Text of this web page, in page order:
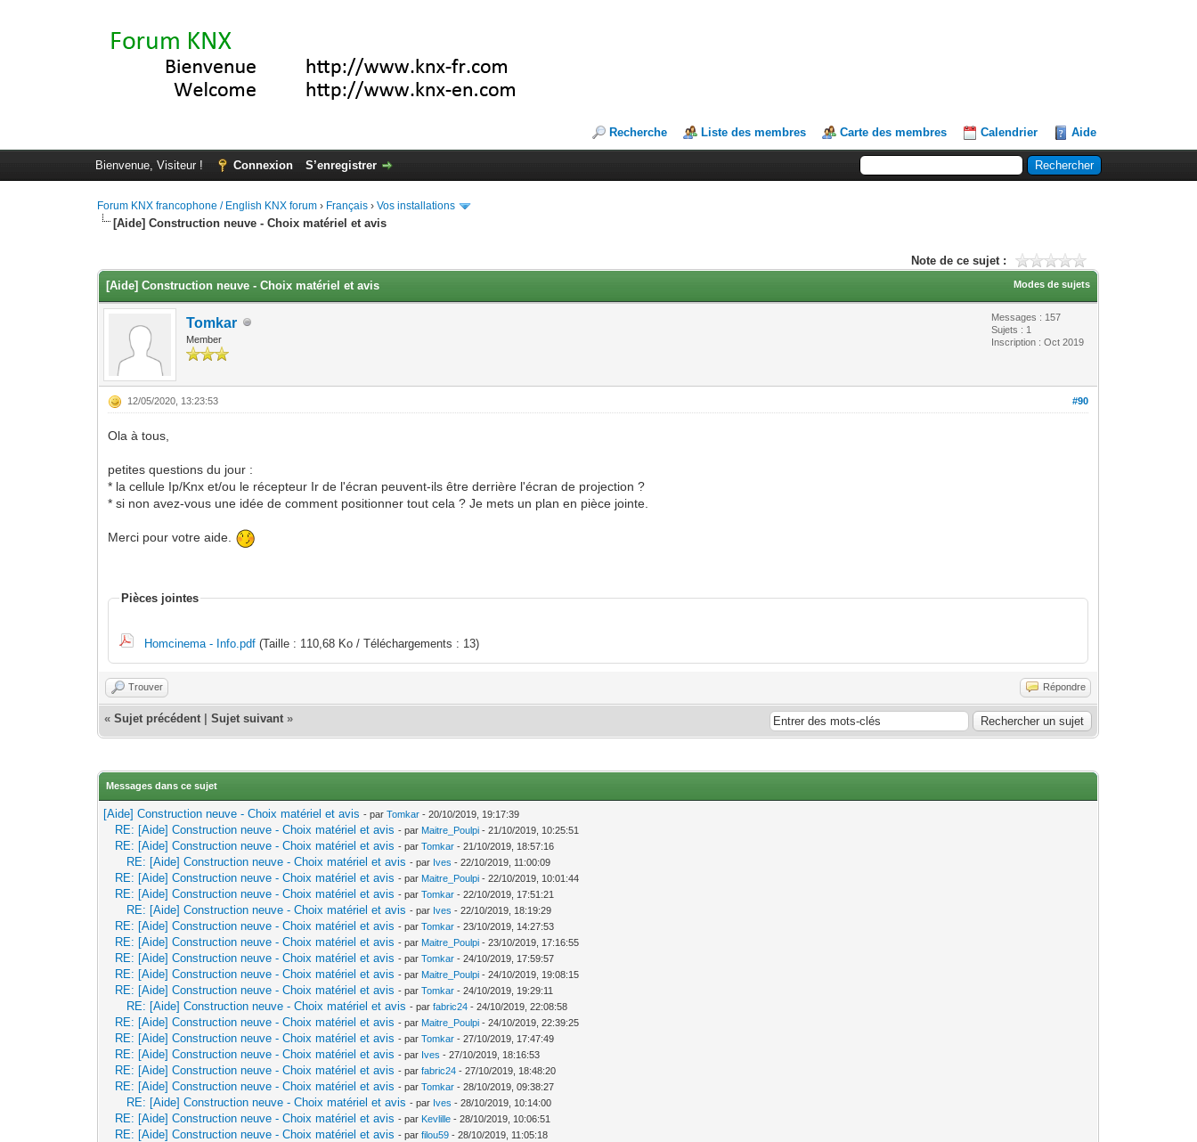
Recherche Liste des membres Carte des membres Calendrier Aide
Bienvenue, Visiteur ! Connexion S’enregistrer
Forum KNX francophone / English KNX forum › Français ›Vos installations
[Aide] Construction neuve - Choix matériel et avis
Note de ce sujet :
Modes de sujets
[Aide] Construction neuve - Choix matériel et avis
Tomkar
Member
Messages : 157
Sujets : 1
Inscription : Oct 2019
#90
12/05/2020, 13:23:53
Ola à tous,
petites questions du jour :
* la cellule Ip/Knx et/ou le récepteur Ir de l'écran peuvent-ils être derrière l'écran de projection ?
* si non avez-vous une idée de comment positionner tout cela ? Je mets un plan en pièce jointe.
Merci pour votre aide.
Pièces jointes
Homcinema - Info.pdf (Taille : 110,68 Ko / Téléchargements : 13)
Trouver Répondre
«Sujet précédent |Sujet suivant »
Messages dans ce sujet
[Aide] Construction neuve - Choix matériel et avis - parTomkar - 20/10/2019, 19:17:39
RE: [Aide] Construction neuve - Choix matériel et avis - par Maitre_Poulpi - 21/10/2019, 10:25:51
RE: [Aide] Construction neuve - Choix matériel et avis - parTomkar - 21/10/2019, 18:57:16
RE: [Aide] Construction neuve - Choix matériel et avis - par Ives - 22/10/2019, 11:00:09
RE: [Aide] Construction neuve - Choix matériel et avis - par Maitre_Poulpi - 22/10/2019, 10:01:44
RE: [Aide] Construction neuve - Choix matériel et avis - parTomkar - 22/10/2019, 17:51:21
RE: [Aide] Construction neuve - Choix matériel et avis - par Ives - 22/10/2019, 18:19:29
RE: [Aide] Construction neuve - Choix matériel et avis - parTomkar - 23/10/2019, 14:27:53
RE: [Aide] Construction neuve - Choix matériel et avis - par Maitre_Poulpi - 23/10/2019, 17:16:55
RE: [Aide] Construction neuve - Choix matériel et avis - parTomkar - 24/10/2019, 17:59:57
RE: [Aide] Construction neuve - Choix matériel et avis - par Maitre_Poulpi - 24/10/2019, 19:08:15
RE: [Aide] Construction neuve - Choix matériel et avis - parTomkar - 24/10/2019, 19:29:11
RE: [Aide] Construction neuve - Choix matériel et avis - parfabric24 - 24/10/2019, 22:08:58
RE: [Aide] Construction neuve - Choix matériel et avis - par Maitre_Poulpi - 24/10/2019, 22:39:25
RE: [Aide] Construction neuve - Choix matériel et avis - parTomkar - 27/10/2019, 17:47:49
RE: [Aide] Construction neuve - Choix matériel et avis - par Ives - 27/10/2019, 18:16:53
RE: [Aide] Construction neuve - Choix matériel et avis - parfabric24 - 27/10/2019, 18:48:20
RE: [Aide] Construction neuve - Choix matériel et avis - parTomkar - 28/10/2019, 09:38:27
RE: [Aide] Construction neuve - Choix matériel et avis - par Ives - 28/10/2019, 10:14:00
RE: [Aide] Construction neuve - Choix matériel et avis - par Kevlille - 28/10/2019, 10:06:51
RE: [Aide] Construction neuve - Choix matériel et avis - parfilou59 - 28/10/2019, 11:05:18